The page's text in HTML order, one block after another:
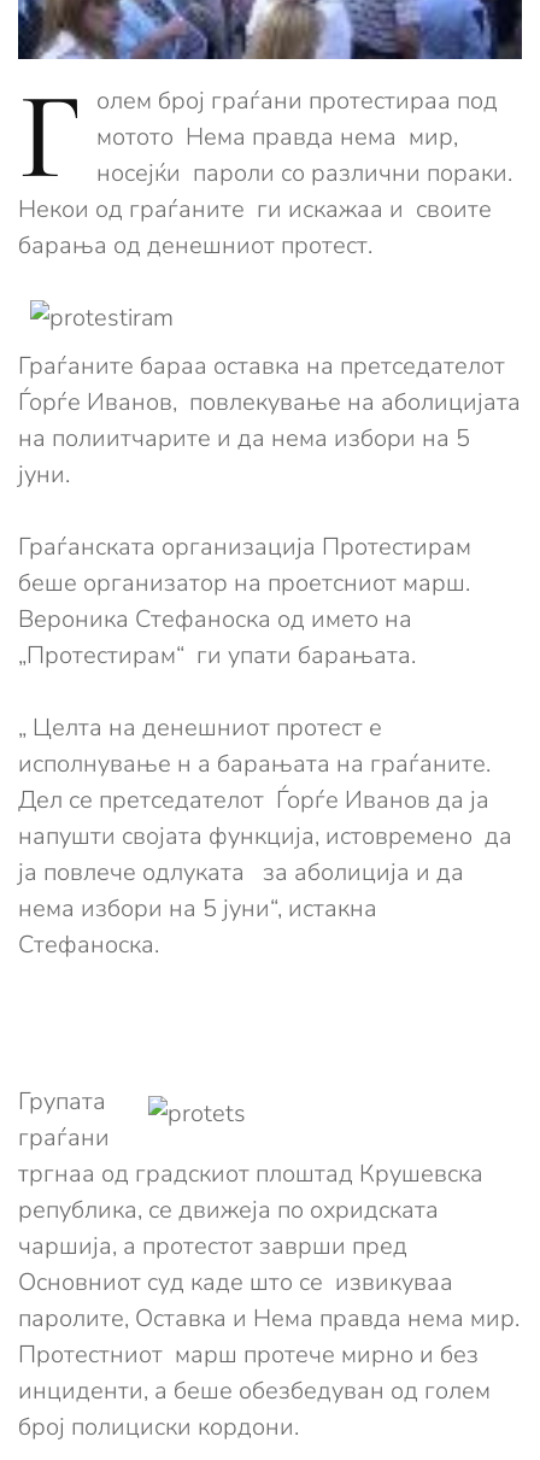
Г
олем број граѓани протестираа под
мотото Нема правда нема мир,
носејќи пароли со различни пораки.
Некои од граѓаните ги искажаа и своите
барања од денешниот протест.
Граѓаните бараа оставка на претседателот
Ѓорѓе Иванов, повлекување на аболицијата
на полиитчарите и да нема избори на 5
јуни.
Граѓанската организација Протестирам
беше организатор на проетсниот марш.
Вероника Стефаноска од името на
„Протестирам“ ги упати барањата.
„ Целта на денешниот протест е
исполнување н а барањата на граѓаните.
Дел се претседателот Ѓорѓе Иванов да ја
напушти својата функција, истовремено да
ја повлечe одлуката за аболиција и да
нема избори на 5 јуни“, истакна
Стефаноска.
Групата
граѓани
тргнаа од градскиот плоштад Крушевска
република, се движеја по охридската
чаршија, а протестот заврши пред
Основниот суд каде што се извикуваа
паролите, Оставка и Нема правда нема мир.
Протестниот марш протече мирно и без
инциденти, а беше обезбедуван од голем
број полициски кордони.